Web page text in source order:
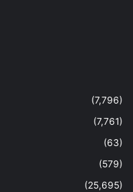
(7,796)
(7,761)
(63)
(579)
(25,695)